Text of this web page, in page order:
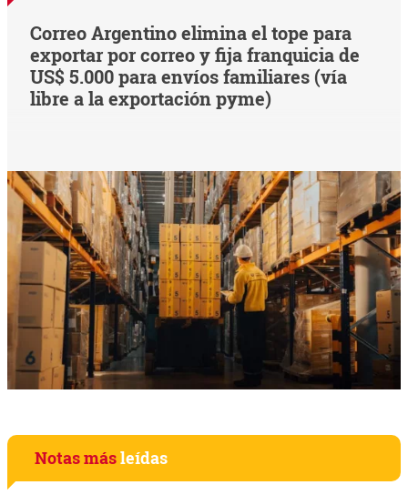
Correo Argentino elimina el tope para
exportar por correo y fija franquicia de
US$ 5.000 para envíos familiares (vía
libre a la exportación pyme)
Notas másleídas